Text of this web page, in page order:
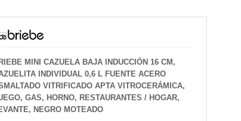
MINI CAZUELA BAJA INDUCCIÓN 16 CM,
INDIVIDUAL 0,6 L FUENTE ACERO
VITRIFICADO APTA VITROCERÁMICA,
GAS, HORNO, RESTAURANTES / HOGAR,
NEGRO MOTEADO